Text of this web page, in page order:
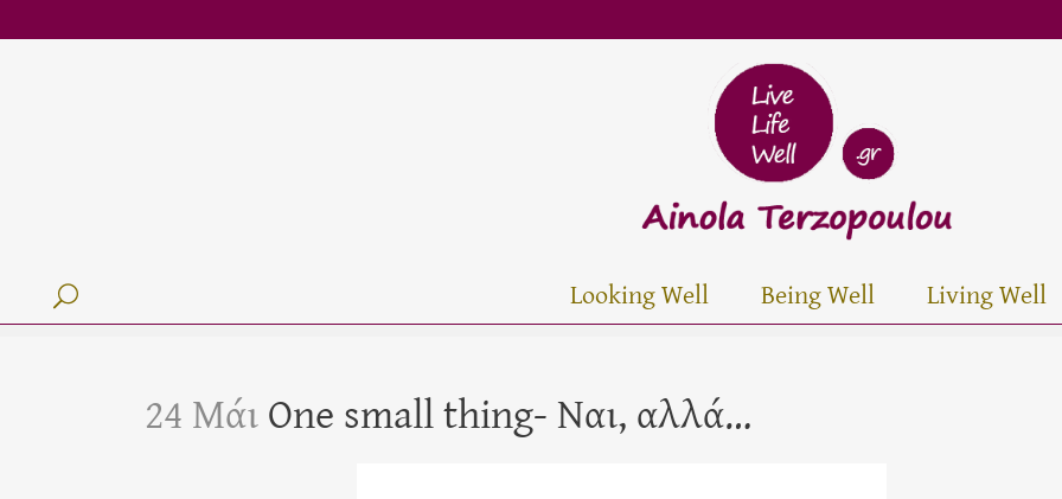
Looking Well Being Well Living Well
24 ΜάιOne small thing- Ναι, αλλά…